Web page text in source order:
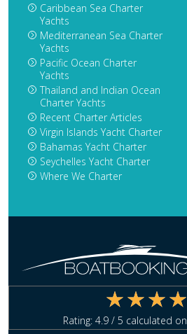
Caribbean Sea Charter
Yachts
Mediterranean Sea Charter
Yachts
Pacific Ocean Charter
Yachts
Thailand and Indian Ocean
Charter Yachts
Recent Charter Articles
Virgin Islands Yacht Charter
Bahamas Yacht Charter
Seychelles Yacht Charter
Where We Charter
Rating: 4.9 / 5 calculated on